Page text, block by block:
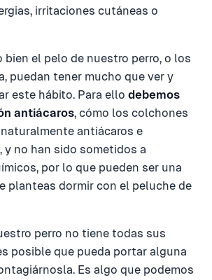
irritaciones cutáneas o
bien el pelo de nuestro perro, o los
puedan tener mucho que ver y
este hábito. Para ello debemos
antiácaros, cómo los colchones
antiácaros e
y no han sido sometidos a
por lo que pueden ser una
planteas dormir con el peluche de
perro no tiene todas sus
posible que pueda portar alguna
Es algo que podemos